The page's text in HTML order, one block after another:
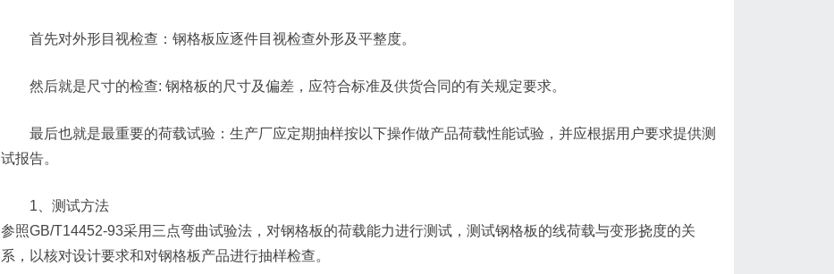
首先对外形目视检查：钢格板应逐件目视检查外形及平整度。
然后就是尺寸的检查: 钢格板的尺寸及偏差，应符合标准及供货合同的有关规定要求。
最后也就是最重要的荷载试验：生产厂应定期抽样按以下操作做产品荷载性能试验，并应根据用户要求提供测
试报告。
1、测试方法
参照GB/T14452-93采用三点弯曲试验法，对钢格板的荷载能力进行测试，测试钢格板的线荷载与变形挠度的关
系，以核对设计要求和对钢格板产品进行抽样检查。